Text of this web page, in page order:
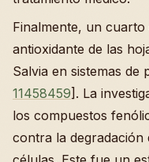
Finalmente, un
antioxidante de las
Salvia en sistemas de
11458459]. La
los compuestos
contra la degradación